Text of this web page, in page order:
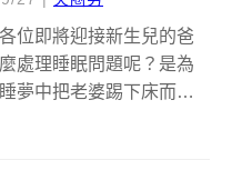
位即將迎接新生兒的爸
處理睡眠問題呢？是為
夢中把老婆踢下床而分